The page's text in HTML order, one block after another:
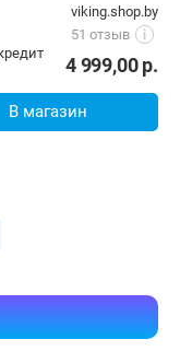
viking.shop.by
51 отзыв
i
4 999,00р.
В магазин